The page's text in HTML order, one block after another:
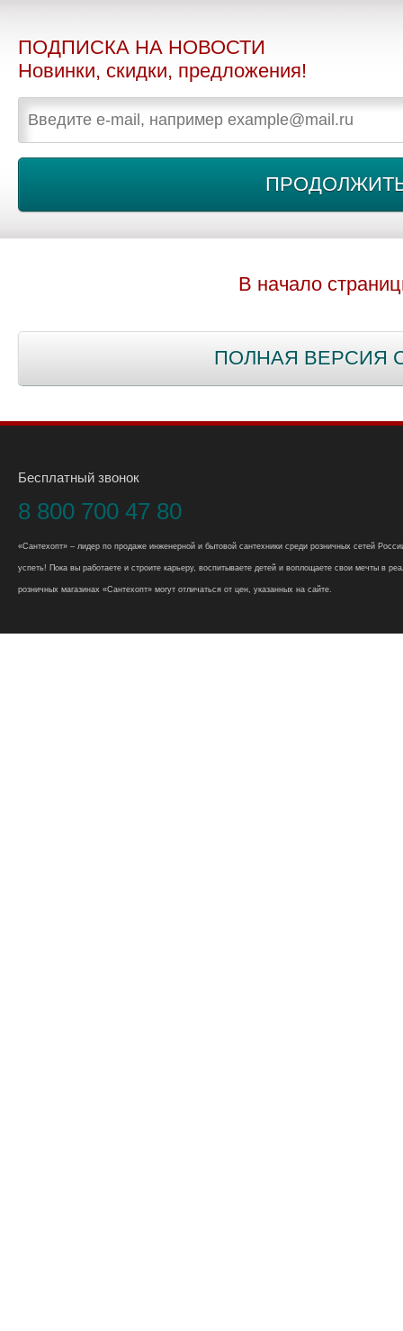
ПОДПИСКА НА НОВОСТИ
Новинки, скидки, предложения!
В начало
ПОЛНАЯ ВЕРСИЯ
Бесплатный звонок
8 800 700 47 80
«Сантехопт» – лидер по продаже инженерной и бытовой сантехники среди розничных сетей
успеть! Пока вы работаете и строите карьеру, воспитываете детей и воплощаете свои мечты в
розничных магазинах «Сантехопт» могут отличаться от цен, указанных на сайте.